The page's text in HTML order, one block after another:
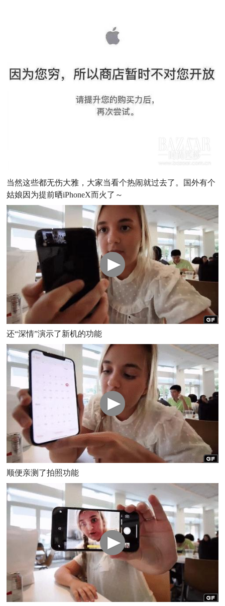
当然这些都无伤大雅，大家当看个热闹就过去了。国外有个
姑娘因为提前晒iPhoneX而火了～
还“深情”演示了新机的功能
顺便亲测了拍照功能